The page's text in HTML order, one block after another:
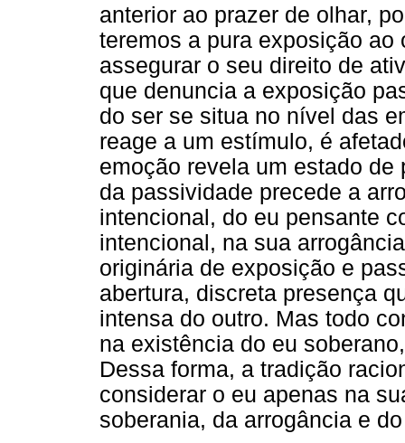
anterior ao prazer de olhar,
teremos a pura exposição
assegurar o seu direito de
que denuncia a exposição
do ser se situa no nível das
reage a um estímulo, é
emoção revela um estado
da passividade precede a
intencional, do eu pensante
intencional, na sua
originária de exposição e
abertura, discreta presença
intensa do outro. Mas todo
na existência do eu
Dessa forma, a tradição
considerar o eu apenas na
soberania, da arrogância e